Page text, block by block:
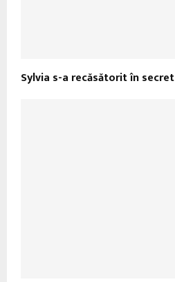
Sylvia s-a recăsătorit în secret